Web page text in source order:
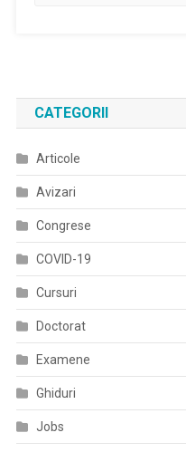
CATEGORII
Articole
Avizari
Congrese
COVID-19
Cursuri
Doctorat
Examene
Ghiduri
Jobs